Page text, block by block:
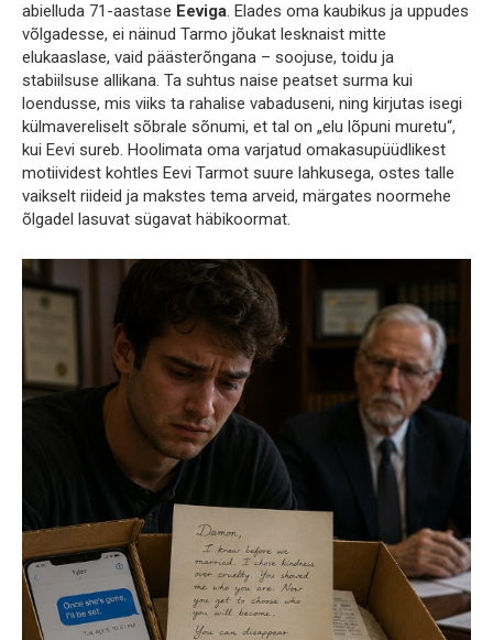
abielluda 71-aastase Eeviga. Elades oma kaubikus ja uppudes
võlgadesse, ei näinud Tarmo jõukat lesknaist mitte
elukaaslase, vaid päästerõngana – soojuse, toidu ja
stabiilsuse allikana. Ta suhtus naise peatset surma kui
loendusse, mis viiks ta rahalise vabaduseni, ning kirjutas isegi
külmavereliselt sõbrale sõnumi, et tal on „elu lõpuni muretu“,
kui Eevi sureb. Hoolimata oma varjatud omakasupüüdlikest
motiividest kohtles Eevi Tarmot suure lahkusega, ostes talle
vaikselt riideid ja makstes tema arveid, märgates noormehe
õlgadel lasuvat sügavat häbikoormat.